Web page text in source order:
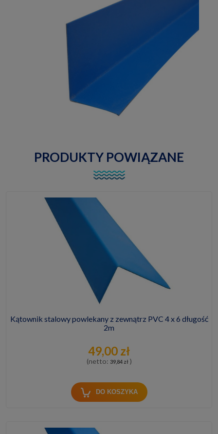
PRODUKTY POWIĄZANE
Kątownik stalowy powlekany z zewnątrz PVC 4 x 6 długość
2m
49,00 zł
(netto: 39,84 zł )
DO KOSZYKA